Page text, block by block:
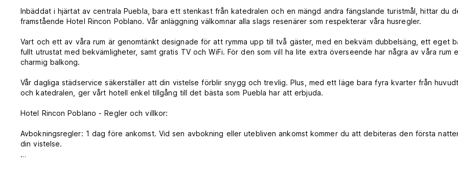
Inbäddat i hjärtat av centrala Puebla, bara ett stenkast från katedralen och en mängd andra fängslande turistmål, hittar du
framstående Hotel Rincon Poblano. Vår anläggning välkomnar alla slags resenärer som respekterar våra husregler.
Vart och ett av våra rum är genomtänkt designade för att rymma upp till två gäster, med en bekväm dubbelsäng, ett eget
fullt utrustat med bekvämligheter, samt gratis TV och WiFi. För den som vill ha lite extra överseende har några av våra rum
charmig balkong.
Vår dagliga städservice säkerställer att din vistelse förblir snygg och trevlig. Plus, med ett läge bara fyra kvarter från
och katedralen, ger vårt hotell enkel tillgång till det bästa som Puebla har att erbjuda.
Hotel Rincon Poblano - Regler och villkor:
Avbokningsregler: 1 dag före ankomst. Vid sen avbokning eller utebliven ankomst kommer du att debiteras den första
din vistelse.